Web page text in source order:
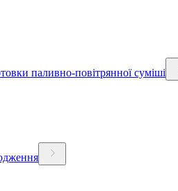
паливно-повітрянної суміші